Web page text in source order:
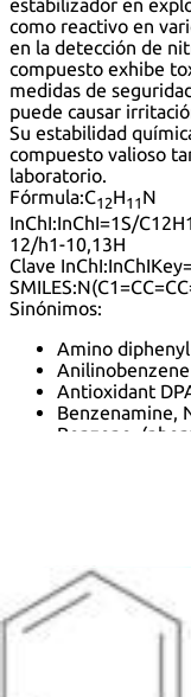
estabilizador en
como reactivo en
en la detección de
compuesto exhibe
medidas de
puede causar
Su estabilidad
compuesto valioso
laboratorio.
Fórmula:C12H11 N
InChI:InChI=1S/
12/h1-10,13H
Clave InChI:
SMILES:
Sinónimos:
Amino diphenyl
Anilinobenzene
Antioxidant
Benzenamine,
Benzene,
Diphenylamin
Diphenylamin,
Diphenylamin,